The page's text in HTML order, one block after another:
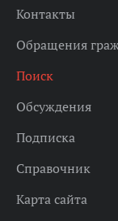
Контакты
Обращения
Поиск
Обсуждения
Подписка
Справочник
Карта сайта